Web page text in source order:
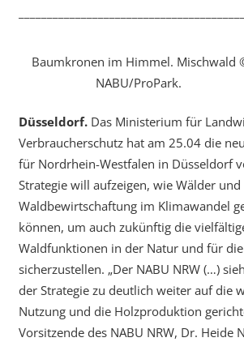
Baumkronen im Himmel. Mischwald
NABU/ProPark.
Düsseldorf.Das Ministerium für
Verbraucherschutz hat am 25.04 die
für Nordrhein-Westfalen in Düsseldorf
Strategie will aufzeigen, wie Wälder und
Waldbewirtschaftung im Klimawandel
können, um auch zukünftig die
Waldfunktionen in der Natur und für
sicherzustellen. „Der NABU NRW (…)
der Strategie zu deutlich weiter auf die
Nutzung und die Holzproduktion
Vorsitzende des NABU NRW, Dr. Heide